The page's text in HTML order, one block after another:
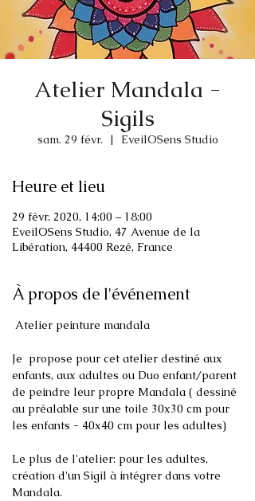
Atelier Mandala -
Sigils
sam. 29 févr.
  |
EveilOSens Studio
Heure et lieu
29 févr. 2020, 14:00 – 18:00
EveilOSens Studio, 47 Avenue de la
Libération, 44400 Rezé, France
À propos de l'événement
Je  propose pour cet atelier destiné aux
enfants, aux adultes ou Duo enfant/parent
de peindre leur propre Mandala ( dessiné
au préalable sur une toile 30x30 cm pour
Le plus de l'atelier: pour les adultes,
création d'un Sigil à intégrer dans votre
Mandala.